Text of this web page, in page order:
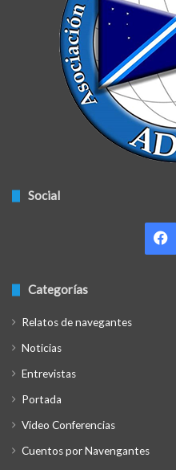
Social
Categorías
Relatos de navegantes
Noticias
Entrevistas
Portada
Video Conferencias
Cuentos por Navengantes